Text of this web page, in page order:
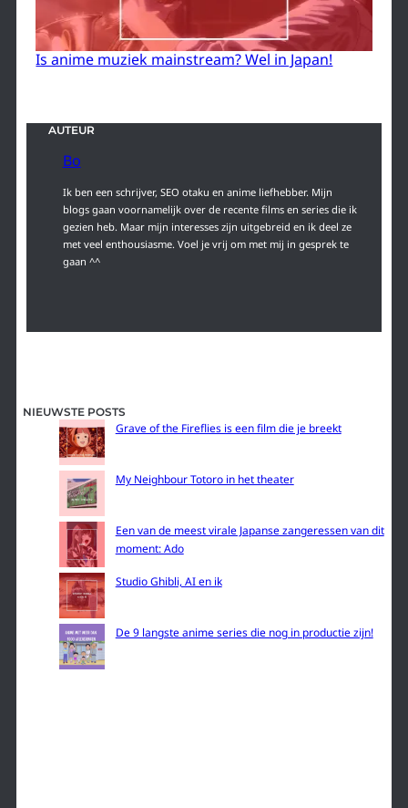
Is anime muziek mainstream? Wel in Japan!
AUTEUR
Bo
Ik ben een schrijver, SEO otaku en anime liefhebber. Mijn
blogs gaan voornamelijk over de recente films en series die ik
gezien heb. Maar mijn interesses zijn uitgebreid en ik deel ze
met veel enthousiasme. Voel je vrij om met mij in gesprek te
gaan ^^
NIEUWSTE POSTS
Grave of the Fireflies is een film die je breekt
My Neighbour Totoro in het theater
Een van de meest virale Japanse zangeressen van dit
moment: Ado
Studio Ghibli, AI en ik
De 9 langste anime series die nog in productie zijn!